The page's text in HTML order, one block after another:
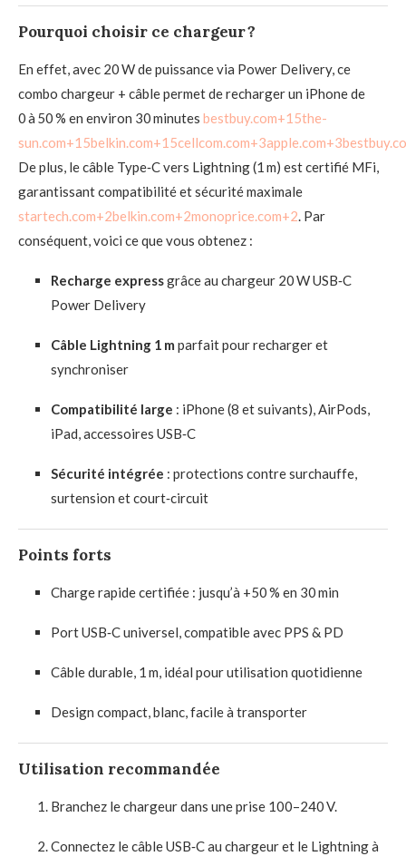
Pourquoi choisir ce chargeur ?
En effet, avec 20 W de puissance via Power Delivery, ce
combo chargeur + câble permet de recharger un iPhone de
0 à 50 % en environ 30 minutes bestbuy.com+15the-
sun.com+15belkin.com+15cellcom.com+3apple.com+3
De plus, le câble Type‑C vers Lightning (1 m) est certifié MFi,
garantissant compatibilité et sécurité maximale
startech.com+2belkin.com+2monoprice.com+2. Par
conséquent, voici ce que vous obtenez :
Recharge expressgrâce au chargeur 20 W USB‑C
Power Delivery
Câble Lightning 1 m parfait pour recharger et
synchroniser
Compatibilité large : iPhone (8 et suivants), AirPods,
iPad, accessoires USB‑C
Sécurité intégrée : protections contre surchauffe,
surtension et court‑circuit
Points forts
Charge rapide certifiée : jusqu’à +50 % en 30 min
Port USB‑C universel, compatible avec PPS & PD
Câble durable, 1 m, idéal pour utilisation quotidienne
Design compact, blanc, facile à transporter
Utilisation recommandée
Branchez le chargeur dans une prise 100–240 V.
Connectez le câble USB‑C au chargeur et le Lightning à